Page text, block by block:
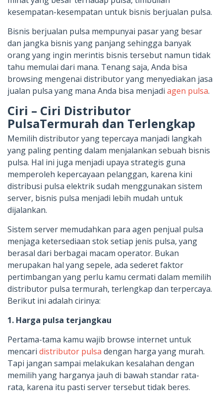
kesempatan-kesempatan untuk bisnis berjualan pulsa.
Bisnis berjualan pulsa mempunyai pasar yang besar
dan jangka bisnis yang panjang sehingga banyak
orang yang ingin merintis bisnis tersebut namun tidak
tahu memulai dari mana. Tenang saja, Anda bisa
browsing mengenai distributor yang menyediakan jasa
jualan pulsa yang mana Anda bisa menjadi agen pulsa.
Ciri – Ciri Distributor
PulsaTermurah dan Terlengkap
Memilih distributor yang tepercaya manjadi langkah
yang paling penting dalam menjalankan sebuah bisnis
pulsa. Hal ini juga menjadi upaya strategis guna
memperoleh kepercayaan pelanggan, karena kini
distribusi pulsa elektrik sudah menggunakan sistem
server, bisnis pulsa menjadi lebih mudah untuk
dijalankan.
Sistem server memudahkan para agen penjual pulsa
menjaga ketersediaan stok setiap jenis pulsa, yang
berasal dari berbagai macam operator. Bukan
merupakan hal yang sepele, ada sederet faktor
pertimbangan yang perlu kamu cermati dalam memilih
distributor pulsa termurah, terlengkap dan terpercaya.
Berikut ini adalah cirinya:
1. Harga pulsa terjangkau
Pertama-tama kamu wajib browse internet untuk
mencari distributor pulsa dengan harga yang murah.
Tapi jangan sampai melakukan kesalahan dengan
memilih yang harganya jauh di bawah standar rata-
rata, karena itu pasti server tersebut tidak beres.